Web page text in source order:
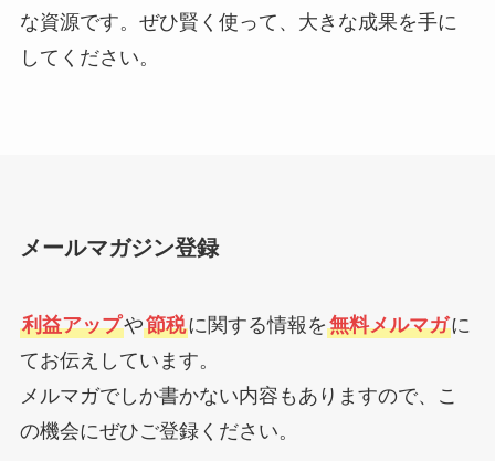
な資源です。ぜひ賢く使って、大きな成果を手に
してください。
メールマガジン登録
利益アップや節税に関する情報を無料メルマガに
てお伝えしています。
メルマガでしか書かない内容もありますので、こ
の機会にぜひご登録ください。